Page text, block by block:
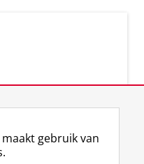
gebruik van